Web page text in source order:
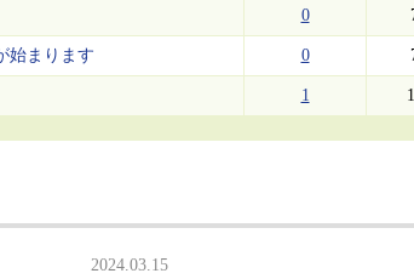
0
始まります 0
1
2024.03.15